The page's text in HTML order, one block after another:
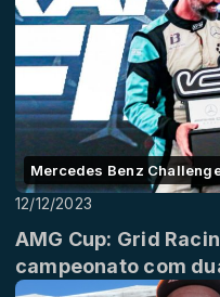
Mercedes Benz
12/12/2023
AMG Cup: Grid
campeonato com